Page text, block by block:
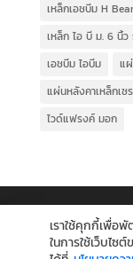
เหล็กเอชบีม H
เหล็ก ไอ บี ม. 6 นิ้ว
เอชบีม ไอบีม
แ
แผ่นหลังคาเหล็กเซ
ไวด์แฟรงค์ มอก
เราใช้คุกกี้เพื่อ
ในการใช้เว็บไ